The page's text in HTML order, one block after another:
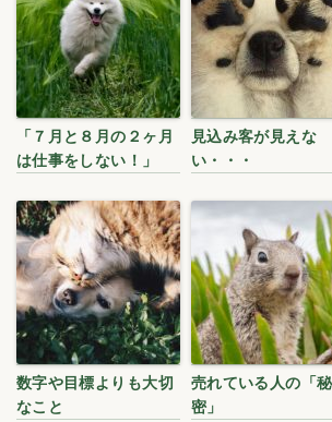
「７月と８月の２ヶ月
は仕事をしない！」
見込み客が見えな
い・・・
数字や目標よりも大切
なこと
売れている人の「秘
密」